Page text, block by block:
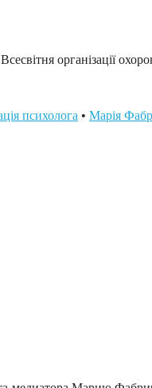
організації
психолога • Марія